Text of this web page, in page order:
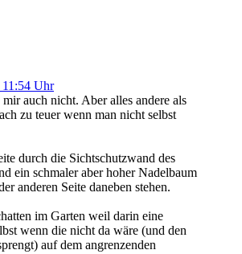
11:54 Uhr
auch nicht. Aber alles andere als
zu teuer wenn man nicht selbst
durch die Sichtschutzwand des
ein schmaler aber hoher Nadelbaum
anderen Seite daneben stehen.
im Garten weil darin eine
wenn die nicht da wäre (und den
auf dem angrenzenden